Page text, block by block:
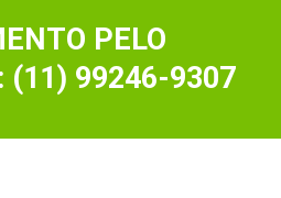
PELO
(11) 99246-9307